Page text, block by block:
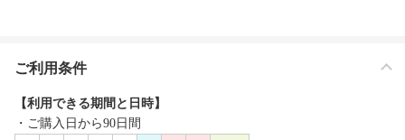
ご利用条件
【利用できる期間と日時】
・ご購入日から90日間